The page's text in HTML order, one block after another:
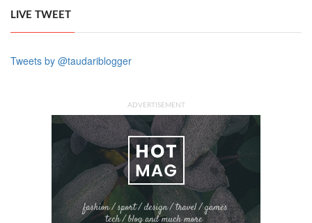
LIVE TWEET
Tweets by @taudariblogger
ADVERTISEMENT